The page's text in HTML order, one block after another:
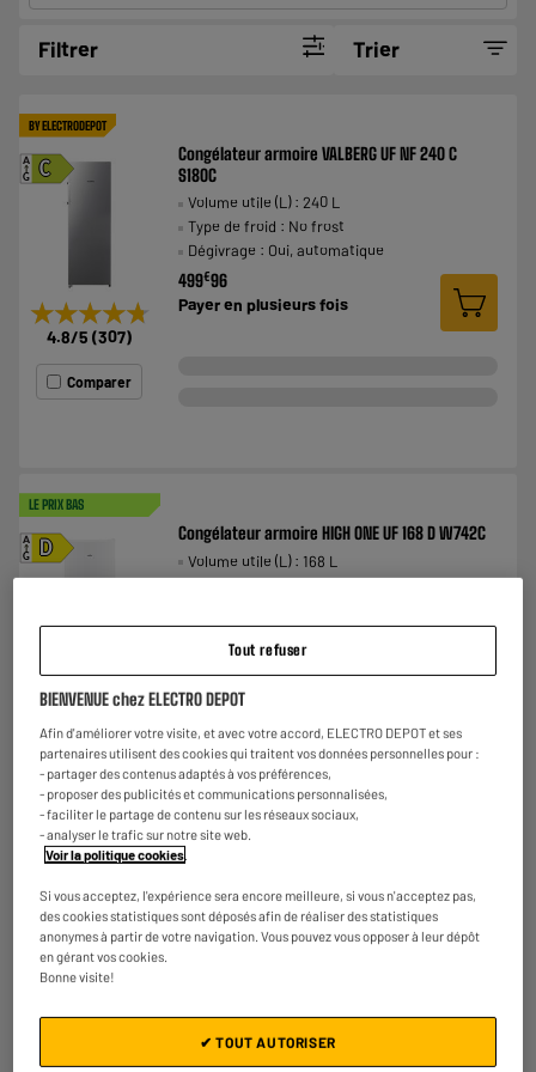
Filtrer Trier
BY ELECTRODEPOT
C
A
G
★★★★★
★★★★★
4.8/5 (307)
Comparer
Congélateur armoire VALBERG UF NF 240 C
S180C
Volume utile (L) : 240 L
Type de froid : No frost
Dégivrage : Oui, automatique
499€96
Payer en plusieurs fois
LE PRIX BAS
D
A
G
★★★★★
★★★★★
Comparer
Congélateur armoire HIGH ONE UF 168 D W742C
Volume utile (L) : 168 L
BY ELECTRODEPOT
D
Congélateur armoire VALBERG UF 242 D W742C
Volume utile (L) : 242 L
Type de froid : Statique
Payer enplusieurs fois
Tout refuser
BIENVENUE chez ELECTRO DEPOT
Afin d'améliorer votre visite, et avec votre accord, ELECTRO DEPOT et ses
partenaires utilisent des cookies qui traitent vos données personnelles pour :
- partager des contenus adaptés à vos préférences,
- proposer des publicités et communications personnalisées,
- faciliter le partage de contenu sur les réseaux sociaux,
- analyser le trafic sur notre site web.
Voir la politique cookies.
Si vous acceptez, l'expérience sera encore meilleure, si vous n'acceptez pas,
des cookies statistiques sont déposés afin de réaliser des statistiques
anonymes à partir de votre navigation. Vous pouvez vous opposer à leur dépôt
en gérant vos cookies.
Bonne visite!
✔ TOUT AUTORISER